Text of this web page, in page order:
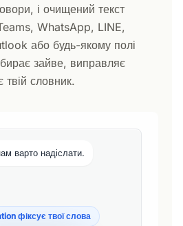
варто надіслати.
фіксує твої слова
і очищений текст
WhatsApp, LINE,
або будь-якому полі
зайве, виправляє
словник.